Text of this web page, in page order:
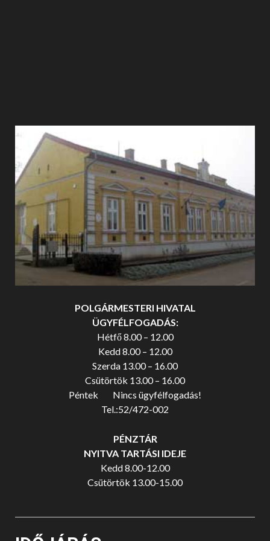
POLGÁRMESTERI HIVATAL
ÜGYFÉLFOGADÁS:
Hétfő 8.00 – 12.00
Kedd 8.00 – 12.00
Szerda 13.00 – 16.00
Csütörtök 13.00 – 16.00
Péntek Nincs ügyfélfogadás!
Tel.:52/472-002
PÉNZTÁR
NYITVA TARTÁSI IDEJE
Kedd 8.00-12.00
Csütörtök 13.00-15.00